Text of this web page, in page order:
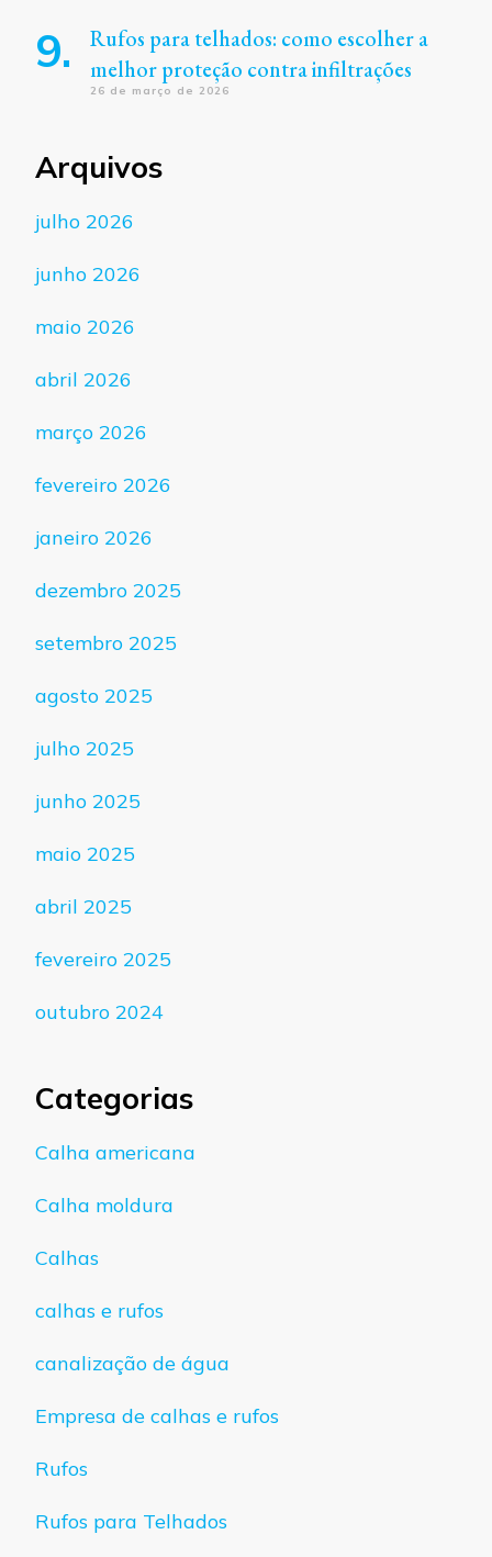
Rufos para telhados: como escolher a
melhor proteção contra infiltrações
26 de março de 2026
Arquivos
julho 2026
junho 2026
maio 2026
abril 2026
março 2026
fevereiro 2026
janeiro 2026
dezembro 2025
setembro 2025
agosto 2025
julho 2025
junho 2025
maio 2025
abril 2025
fevereiro 2025
outubro 2024
Categorias
Calha americana
Calha moldura
Calhas
calhas e rufos
canalização de água
Empresa de calhas e rufos
Rufos
Rufos para Telhados